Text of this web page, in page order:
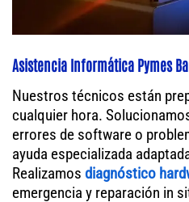
Asistencia Informática Pymes
Nuestros técnicos están
cualquier hora.
errores de software o
ayuda especializada
Realizamos diagnóstico
emergencia y reparación in